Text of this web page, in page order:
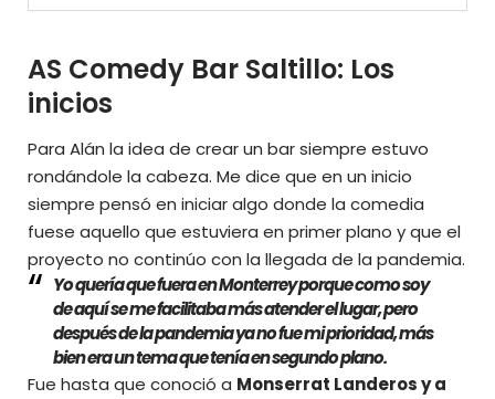
AS Comedy Bar Saltillo: Los
inicios
Para Alán la idea de crear un bar siempre estuvo
rondándole la cabeza. Me dice que en un inicio
siempre pensó en iniciar algo donde la comedia
fuese aquello que estuviera en primer plano y que el
proyecto no continúo con la llegada de la pandemia.
Yo quería que fuera en Monterrey porque como soy
de aquí se me facilitaba más atender el lugar, pero
después de la pandemia ya no fue mi prioridad, más
bien era un tema que tenía en segundo plano.
Fue hasta que conoció a Monserrat Landeros y a